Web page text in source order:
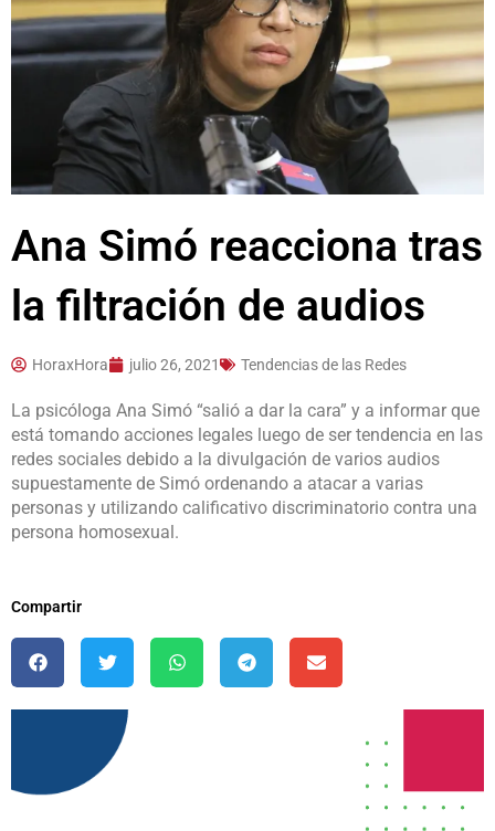
Ana Simó reacciona tras
la filtración de audios
HoraxHora julio 26, 2021 Tendencias de las Redes
La psicóloga Ana Simó “salió a dar la cara” y a informar que
está tomando acciones legales luego de ser tendencia en las
redes sociales debido a la divulgación de varios audios
supuestamente de Simó ordenando a atacar a varias
personas y utilizando calificativo discriminatorio contra una
persona homosexual.
Compartir